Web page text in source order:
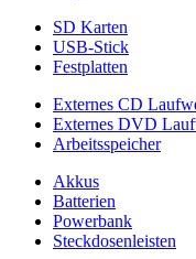
SD Karten
USB-Stick
Festplatten
Externes CD
Externes DVD
Arbeitsspeicher
Akkus
Batterien
Powerbank
Steckdosenleisten